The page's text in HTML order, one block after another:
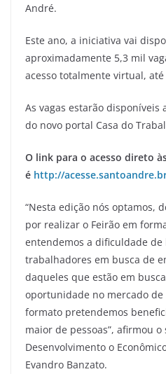
André.
Este ano, a iniciativa vai
aproximadamente 5,3 mil
acesso totalmente virtual,
As vagas estarão
do novo portal Casa do
O link para o acesso direto
é http://
“Nesta edição nós optamos,
por realizar o Feirão em
entendemos a dificuldade de
trabalhadores em busca de
daqueles que estão em
oportunidade no mercado de
formato pretendemos
maior de pessoas”, afirmou
Desenvolvimento o
Evandro Banzato.